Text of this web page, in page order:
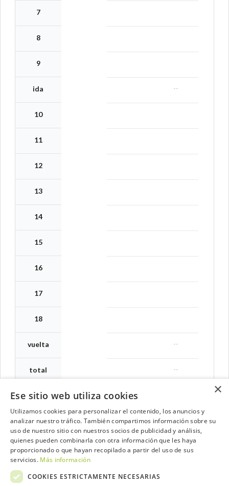
7
8
9
ida
10
11
12
13
14
15
16
17
18
vuelta
total
--
--
--
Contacta con el equipo de NextCaddy
Opina Contacta
×
Ese sitio web utiliza cookies
Utilizamos cookies para personalizar el contenido, los anuncios y
analizar nuestro tráfico. También compartimos información sobre su
uso de nuestro sitio con nuestros socios de publicidad y análisis,
quienes pueden combinarla con otra información que les haya
proporcionado o que hayan recopilado a partir del uso de sus
servicios. Más información
COOKIES ESTRICTAMENTE NECESARIAS